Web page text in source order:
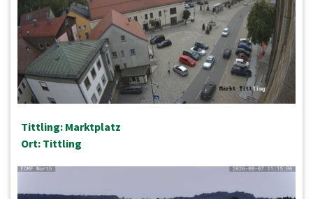
Tittling: Marktplatz
Ort: Tittling